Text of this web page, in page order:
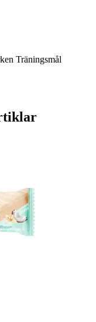
Träningsmål